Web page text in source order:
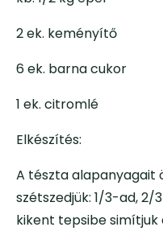
2 ek. keményítő
6 ek. barna cukor
1 ek. citromlé
Elkészítés:
A tészta alapanyagait
szétszedjük: 1/3-ad,
kikent tepsibe simítjuk